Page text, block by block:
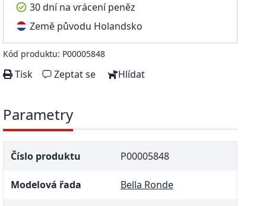
30 dní na vrácení peněz
Země původu Holandsko
Kód produktu: P00005848
Tisk Zeptat se Hlídat
Parametry
Číslo produktu P00005848
Modelová řada Bella Ronde